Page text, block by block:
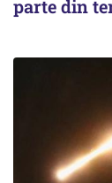
parte din